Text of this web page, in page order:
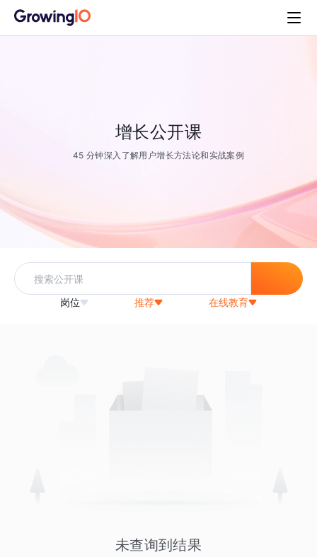
增长公开课
45 分钟深入了解用户增长方法论和实战案例
岗位 推荐 在线教育
未查询到结果